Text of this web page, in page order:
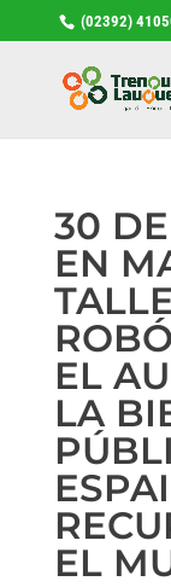
(02392)
30
EN
EL
LA
EL